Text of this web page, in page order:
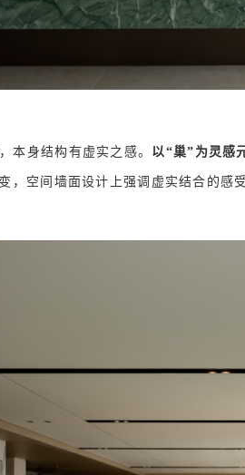
本身结构有虚实之感。 以“巢”为灵感
，空间墙面设计上强调虚实结合的感